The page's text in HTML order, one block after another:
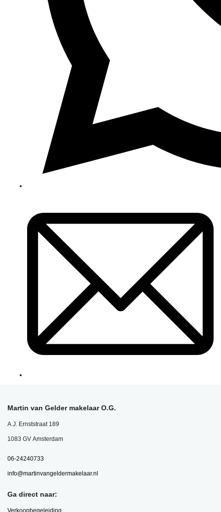
Martin van Gelder makelaar O.G.
A.J. Ernststraat 189
1083 GV Amsterdam
06-24240733
info@martinvangeldermakelaar.nl
Ga direct naar: